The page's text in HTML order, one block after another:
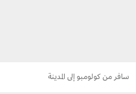
سافر من كولومبو إلى المدينة